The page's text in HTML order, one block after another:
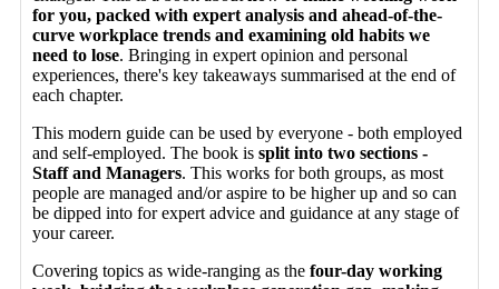
for you, packed with expert analysis and ahead-of-the-
curve workplace trends and examining old habits we
need to lose. Bringing in expert opinion and personal
experiences, there's key takeaways summarised at the end of
each chapter.
This modern guide can be used by everyone - both employed
and self-employed. The book is split into two sections -
Staff and Managers. This works for both groups, as most
people are managed and/or aspire to be higher up and so can
be dipped into for expert advice and guidance at any stage of
your career.
Covering topics as wide-ranging as the four-day working